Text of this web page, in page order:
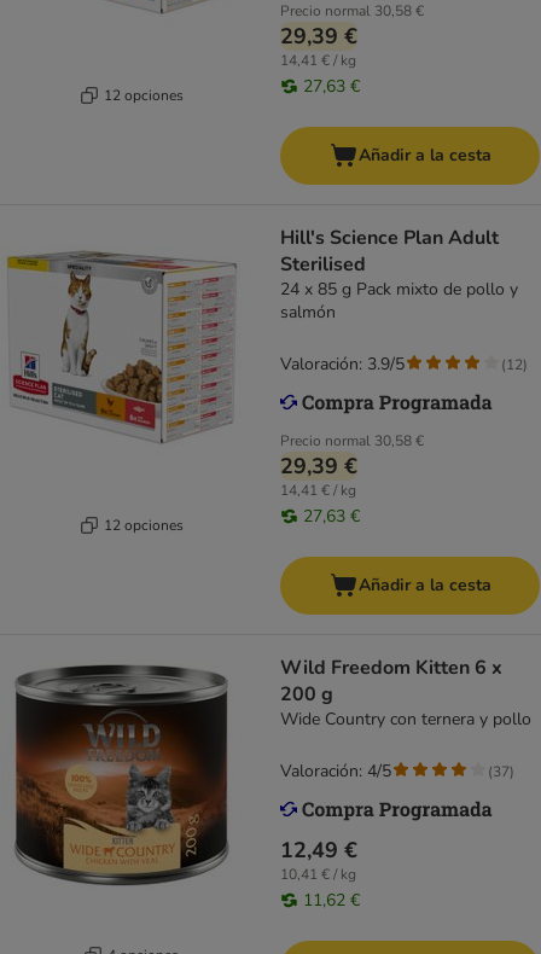
12 opciones
Precio normal 30,58 €
29,39 €
14,41 € / kg
27,63 €
Añadir a la cesta
12 opciones
Hill's Science Plan Adult
Sterilised
24 x 85 g Pack mixto de pollo y
salmón
Precio normal 30,58 €
29,39 €
14,41 € / kg
27,63 €
Valoración: 3.9/5 (12)
Añadir a la cesta
Wild Freedom Kitten 6 x
200 g
Wide Country con ternera y pollo
12,49 €
10,41 € / kg
11,62 €
Valoración: 4/5 (37)